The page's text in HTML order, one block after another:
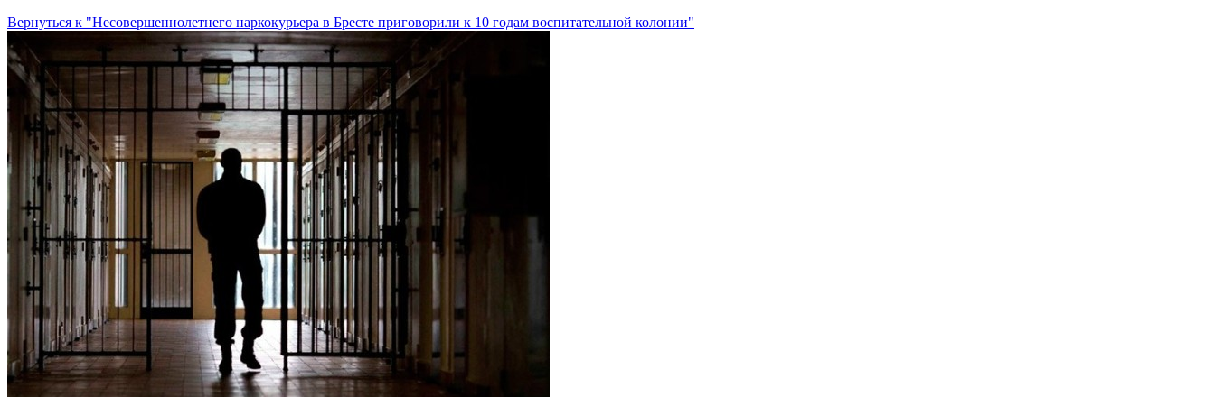
Вернуться к "Несовершеннолетнего наркокурьера в Бресте приговорили к 10 годам воспитательной колонии"